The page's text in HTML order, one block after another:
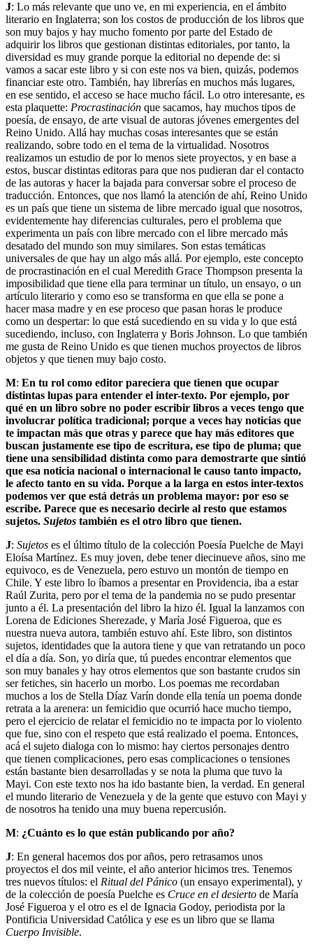
J: Lo más relevante que uno ve, en mi experiencia, en el ámbito
literario en Inglaterra; son los costos de producción de los libros que
son muy bajos y hay mucho fomento por parte del Estado de
adquirir los libros que gestionan distintas editoriales, por tanto, la
diversidad es muy grande porque la editorial no depende de: si
vamos a sacar este libro y si con este nos va bien, quizás, podemos
financiar este otro. También, hay librerías en muchos más lugares,
en ese sentido, el acceso se hace mucho fácil. Lo otro interesante, es
esta plaquette: Procrastinación que sacamos, hay muchos tipos de
poesía, de ensayo, de arte visual de autoras jóvenes emergentes del
Reino Unido. Allá hay muchas cosas interesantes que se están
realizando, sobre todo en el tema de la virtualidad. Nosotros
realizamos un estudio de por lo menos siete proyectos, y en base a
estos, buscar distintas editoras para que nos pudieran dar el contacto
de las autoras y hacer la bajada para conversar sobre el proceso de
traducción. Entonces, que nos llamó la atención de ahí, Reino Unido
es un país que tiene un sistema de libre mercado igual que nosotros,
evidentemente hay diferencias culturales, pero el problema que
experimenta un país con libre mercado con el libre mercado más
desatado del mundo son muy similares. Son estas temáticas
universales de que hay un algo más allá. Por ejemplo, este concepto
de procrastinación en el cual Meredith Grace Thompson presenta la
imposibilidad que tiene ella para terminar un título, un ensayo, o un
artículo literario y como eso se transforma en que ella se pone a
hacer masa madre y en ese proceso que pasan horas le produce
como un despertar: lo que está sucediendo en su vida y lo que está
sucediendo, incluso, con Inglaterra y Boris Johnson. Lo que también
me gusta de Reino Unido es que tienen muchos proyectos de libros
objetos y que tienen muy bajo costo.
M: En tu rol como editor pareciera que tienen que ocupar
distintas lupas para entender el inter-texto. Por ejemplo, por
qué en un libro sobre no poder escribir libros a veces tengo que
involucrar política tradicional; porque a veces hay noticias que
te impactan más que otras y parece que hay más editores que
buscan justamente ese tipo de escritura, ese tipo de pluma; que
tiene una sensibilidad distinta como para demostrarte que sintió
que esa noticia nacional o internacional le causo tanto impacto,
le afecto tanto en su vida. Porque a la larga en estos inter-textos
podemos ver que está detrás un problema mayor: por eso se
escribe. Parece que es necesario decirle al resto que estamos
sujetos. Sujetos también es el otro libro que tienen.
J: Sujetos es el último título de la colección Poesía Puelche de Mayi
Eloísa Martínez. Es muy joven, debe tener diecinueve años, sino me
equivoco, es de Venezuela, pero estuvo un montón de tiempo en
Chile. Y este libro lo íbamos a presentar en Providencia, iba a estar
Raúl Zurita, pero por el tema de la pandemia no se pudo presentar
junto a él. La presentación del libro la hizo él. Igual la lanzamos con
Lorena de Ediciones Sherezade, y María José Figueroa, que es
nuestra nueva autora, también estuvo ahí. Este libro, son distintos
sujetos, identidades que la autora tiene y que van retratando un poco
el día a día. Son, yo diría que, tú puedes encontrar elementos que
son muy banales y hay otros elementos que son bastante crudos sin
ser fetiches, sin hacerlo un morbo. Los poemas me recordaban
muchos a los de Stella Díaz Varín donde ella tenía un poema donde
retrata a la arenera: un femicidio que ocurrió hace mucho tiempo,
pero el ejercicio de relatar el femicidio no te impacta por lo violento
que fue, sino con el respeto que está realizado el poema. Entonces,
acá el sujeto dialoga con lo mismo: hay ciertos personajes dentro
que tienen complicaciones, pero esas complicaciones o tensiones
están bastante bien desarrolladas y se nota la pluma que tuvo la
Mayi. Con este texto nos ha ido bastante bien, la verdad. En general
el mundo literario de Venezuela y de la gente que estuvo con Mayi y
de nosotros ha tenido una muy buena repercusión.
M: ¿Cuánto es lo que están publicando por año?
J: En general hacemos dos por años, pero retrasamos unos
proyectos el dos mil veinte, el año anterior hicimos tres. Tenemos
tres nuevos títulos: el Ritual del Pánico (un ensayo experimental), y
de la colección de poesía Puelche es Cruce en el desierto de María
José Figueroa y el otro es el de Ignacia Godoy, periodista por la
Pontificia Universidad Católica y ese es un libro que se llama
Cuerpo Invisible.